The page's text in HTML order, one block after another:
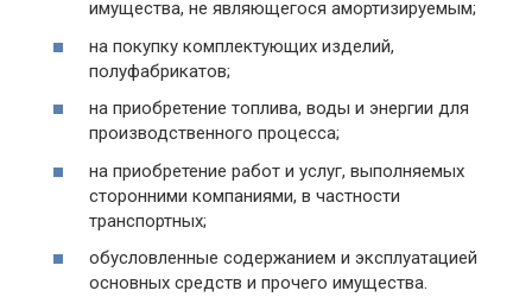
имущества, не являющегося амортизируемым;
на покупку комплектующих изделий,
полуфабрикатов;
на приобретение топлива, воды и энергии для
производственного процесса;
на приобретение работ и услуг, выполняемых
сторонними компаниями, в частности
транспортных;
обусловленные содержанием и эксплуатацией
основных средств и прочего имущества.